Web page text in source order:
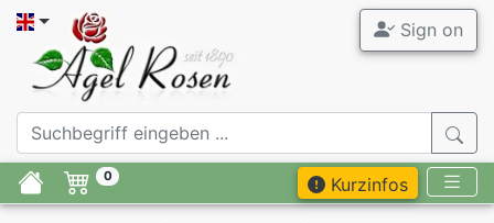
Sign on
0 Kurzinfos